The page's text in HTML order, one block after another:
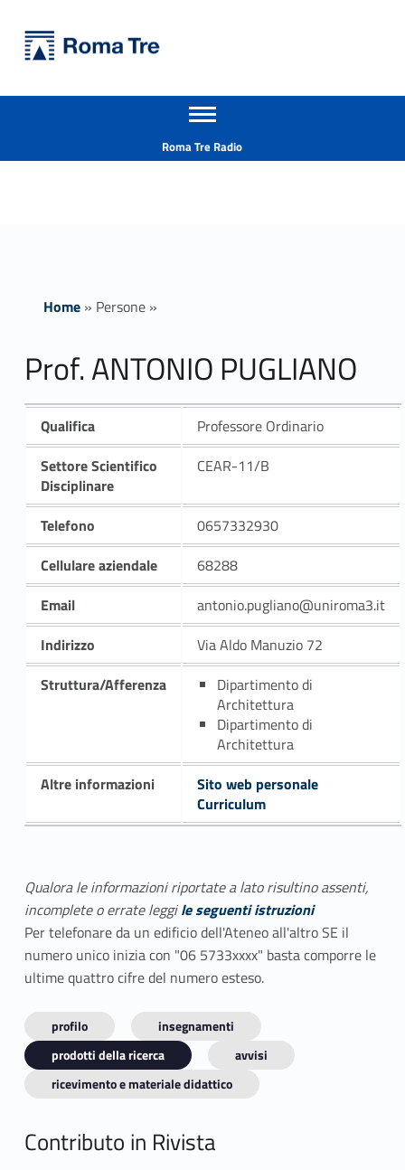
Prof. ANTONIO PUGLIANO ricerca - Università Roma Tre
Apri il menu secondario
Roma Tre Radio
Home» Persone»
Prof. ANTONIO PUGLIANO
Qualifica
Professore Ordinario
Settore Scientifico
Disciplinare
CEAR-11/B
Telefono
0657332930
Cellulare aziendale
68288
Email
antonio.pugliano@uniroma3.it
Indirizzo
Via Aldo Manuzio 72
Struttura/Afferenza
Dipartimento di
Architettura
Dipartimento di
Architettura
Altre informazioni
Sito web personale
Curriculum
Qualora le informazioni riportate a lato risultino assenti,
incomplete o errate leggile seguenti istruzioni
Per telefonare da un edificio dell'Ateneo all'altro SE il
numero unico inizia con "06 5733xxxx" basta comporre le
ultime quattro cifre del numero esteso.
profilo
insegnamenti
prodotti della ricerca
avvisi
ricevimento e materiale didattico
Contributo in Rivista